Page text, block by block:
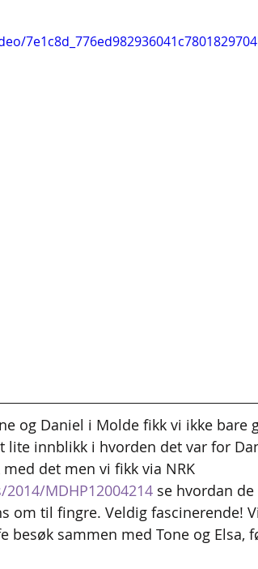
og Daniel i Molde fikk vi ikke bare
lite innblikk i hvorden det var for
det men vi fikk via NRK
MDHP12004214 se hvordan
om til fingre. Veldig fascinerende!
besøk sammen med Tone og Elsa,